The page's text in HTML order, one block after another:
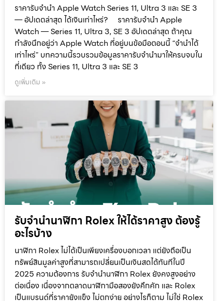
ราคารับจำนำ Apple Watch Series 11, Ultra 3 และ SE 3
— อัปเดตล่าสุด ได้เงินเท่าไหร่? ราคารับจำนำ Apple
Watch — Series 11, Ultra 3, SE 3 อัปเดตล่าสุด ถ้าคุณ
กำลังนึกอยู่ว่า Apple Watch ที่อยู่บนข้อมือตอนนี้ “จำนำได้
เท่าไหร่” บทความนี้รวบรวมข้อมูลราคารับจำนำมาให้ครบจบใน
ที่เดียว ทั้ง Series 11, Ultra 3 และ SE 3
ดูเพิ่มเติม »
รับจำนำนาฬิกา Rolex ให้ได้ราคาสูง ต้องรู้
อะไรบ้าง
นาฬิกา Rolex ไม่ได้เป็นเพียงเครื่องบอกเวลา แต่ยังถือเป็น
ทรัพย์สินมูลค่าสูงที่สามารถเปลี่ยนเป็นเงินสดได้ทันทีในปี
2025 ความต้องการ รับจำนำนาฬิกา Rolex ยังคงสูงอย่าง
ต่อเนื่อง เนื่องจากตลาดนาฬิกามือสองยังคึกคัก และ Rolex
เป็นแบรนด์ที่ราคายังแข็ง ไม่ตกง่าย อย่างไรก็ตาม ไม่ใช่ Rolex